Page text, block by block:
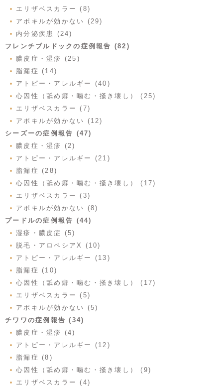
エリザベスカラー (8)
アポキルが効かない (29)
内分泌疾患 (24)
フレンチブルドックの症例報告 (82)
膿皮症・湿疹 (25)
脂漏症 (14)
アトピー・アレルギー (40)
心因性（舐め癖・噛む・掻き壊し） (25)
エリザベスカラー (7)
アポキルが効かない (12)
シーズーの症例報告 (47)
膿皮症・湿疹 (2)
アトピー・アレルギー (21)
脂漏症 (28)
心因性（舐め癖・噛む・掻き壊し） (17)
エリザベスカラー (3)
アポキルが効かない (8)
プードルの症例報告 (44)
湿疹・膿皮症 (5)
脱毛・アロペシアX (10)
アトピー・アレルギー (13)
脂漏症 (10)
心因性（舐め癖・噛む・掻き壊し） (17)
エリザベスカラー (5)
アポキルが効かない (5)
チワワの症例報告 (34)
膿皮症・湿疹 (4)
アトピー・アレルギー (12)
脂漏症 (8)
心因性（舐め癖・噛む・掻き壊し） (9)
エリザベスカラー (4)